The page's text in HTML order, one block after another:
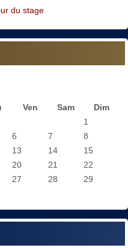
du stage
Ven Sam
Dim
1
6 7
8
13 14
15
20 21
22
27 28
29